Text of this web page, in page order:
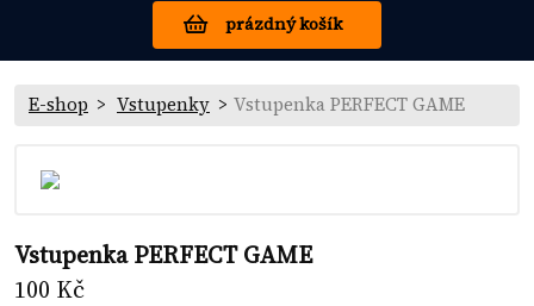
prázdný košík
E-shop Vstupenky Vstupenka PERFECT GAME
Vstupenka PERFECT GAME
100 Kč